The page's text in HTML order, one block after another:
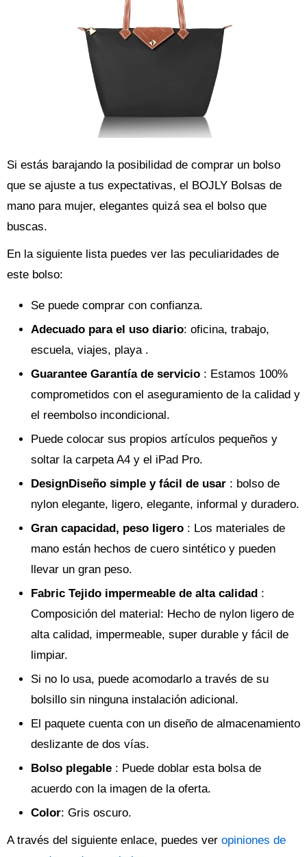
Si estás barajando la posibilidad de comprar un bolso
que se ajuste a tus expectativas, el BOJLY Bolsas de
mano para mujer, elegantes quizá sea el bolso que
buscas.
En la siguiente lista puedes ver las peculiaridades de
este bolso:
Se puede comprar con confianza.
Adecuado para el uso diario: oficina, trabajo,
escuela, viajes, playa .
Guarantee Garantía de servicio : Estamos 100%
comprometidos con el aseguramiento de la calidad y
el reembolso incondicional.
Puede colocar sus propios artículos pequeños y
soltar la carpeta A4 y el iPad Pro.
DesignDiseño simple y fácil de usar : bolso de
nylon elegante, ligero, elegante, informal y duradero.
Gran capacidad, peso ligero : Los materiales de
mano están hechos de cuero sintético y pueden
llevar un gran peso.
Fabric Tejido impermeable de alta calidad :
Composición del material: Hecho de nylon ligero de
alta calidad, impermeable, super durable y fácil de
limpiar.
Si no lo usa, puede acomodarlo a través de su
bolsillo sin ninguna instalación adicional.
El paquete cuenta con un diseño de almacenamiento
deslizante de dos vías.
Bolso plegable : Puede doblar esta bolsa de
acuerdo con la imagen de la oferta.
Color: Gris oscuro.
A través del siguiente enlace, puedes ver opiniones de